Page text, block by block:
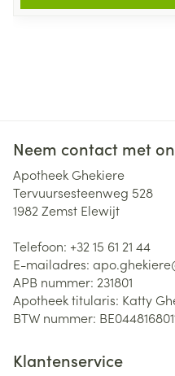
Neem contact met
Apotheek Ghekiere
Tervuursesteenweg 528
1982 Zemst Elewijt
Telefoon: +32 15 61 21 44
E-mailadres:
APB nummer: 231801
Apotheek titularis: Katty
BTW nummer:
Klantenservice